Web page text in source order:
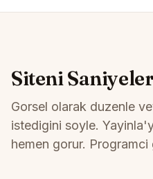
Siteni
Gorsel olarak duzenle
istedigini soyle.
hemen gorur. Programci